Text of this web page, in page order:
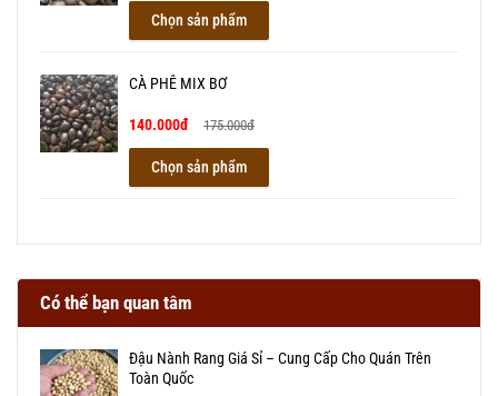
Chọn sản phẩm
CÀ PHÊ MIX BƠ
140.000đ 175.000đ
Chọn sản phẩm
Có thể bạn quan tâm
Đậu Nành Rang Giá Sỉ – Cung Cấp Cho Quán Trên
Toàn Quốc